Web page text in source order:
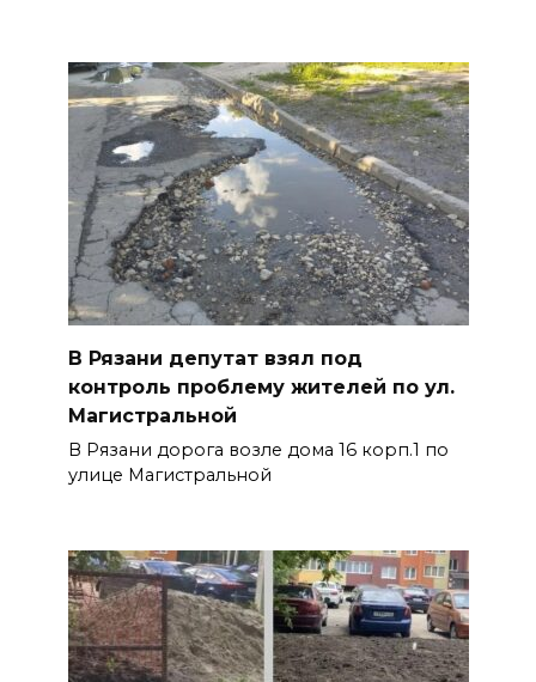
В Рязани депутат взял под
контроль проблему жителей по ул.
Магистральной
В Рязани дорога возле дома 16 корп.1 по
улице Магистральной